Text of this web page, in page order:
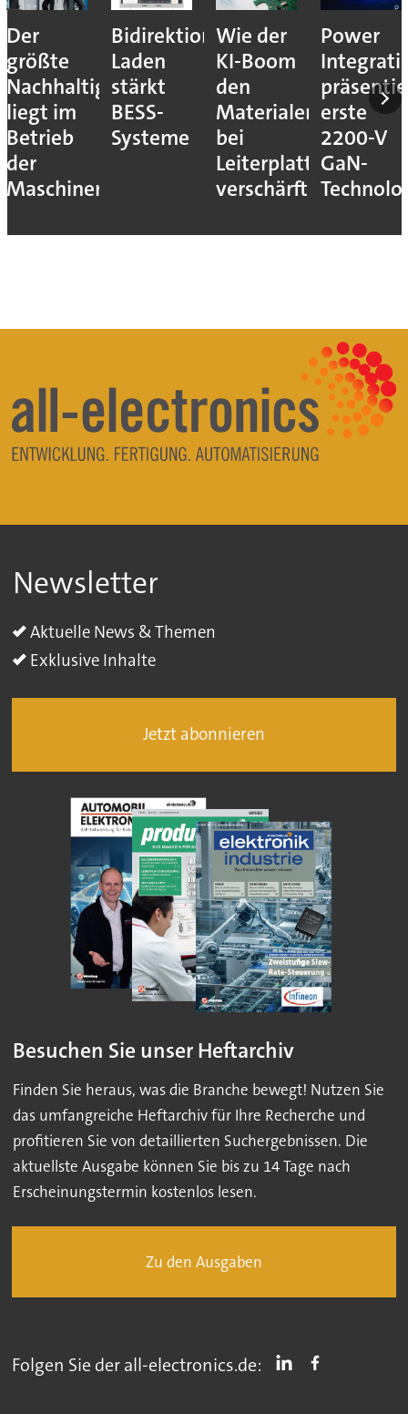
Der
größte
Nachhaltigkeitshebel
liegt im
Betrieb
der
Maschinen
Bidirektionales
Laden
stärkt
BESS-
Systeme
Wie der
KI-Boom
den
Materialengpass
bei
Leiterplatten
verschärft
Power
erste
2200-V
GaN-
Newsletter
Aktuelle News & Themen
Exklusive Inhalte
Jetzt abonnieren
Besuchen Sie unser Heftarchiv
Finden Sie heraus, was die Branche bewegt! Nutzen Sie
das umfangreiche Heftarchiv für Ihre Recherche und
profitieren Sie von detaillierten Suchergebnissen. Die
aktuellste Ausgabe können Sie bis zu 14 Tage nach
Erscheinungstermin kostenlos lesen.
Zu den Ausgaben
Folgen Sie der all-electronics.de: